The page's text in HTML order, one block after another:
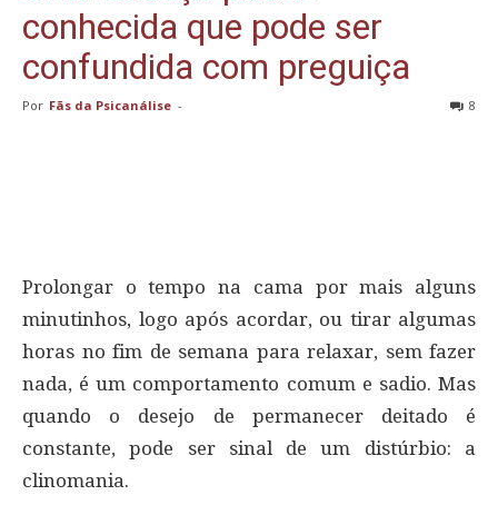
conhecida que pode ser
confundida com preguiça
Por Fãs da Psicanálise - 8
Prolongar o tempo na cama por mais alguns
minutinhos, logo após acordar, ou tirar algumas
horas no fim de semana para relaxar, sem fazer
nada, é um comportamento comum e sadio. Mas
quando o desejo de permanecer deitado é
constante, pode ser sinal de um distúrbio: a
clinomania.